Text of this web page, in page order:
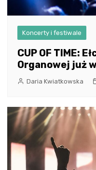
Koncerty i festiwale
CUP OF TIME:
Organowej już
Daria Kwiatkowska